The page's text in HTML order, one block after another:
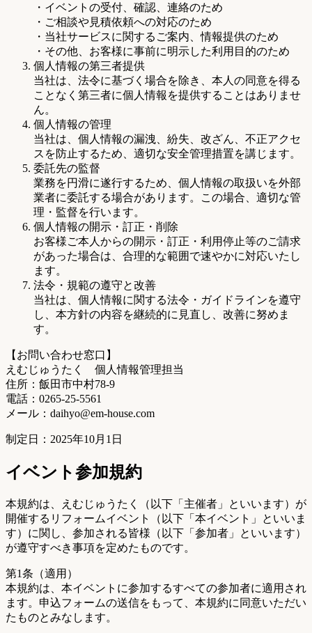
・イベントの受付、確認、連絡のため
・ご相談や見積依頼への対応のため
・当社サービスに関するご案内、情報提供のため
・その他、お客様に事前に明示した利用目的のため
個人情報の第三者提供
当社は、法令に基づく場合を除き、本人の同意を得る
ことなく第三者に個人情報を提供することはありませ
ん。
個人情報の管理
当社は、個人情報の漏洩、紛失、改ざん、不正アクセ
スを防止するため、適切な安全管理措置を講じます。
委託先の監督
業務を円滑に遂行するため、個人情報の取扱いを外部
業者に委託する場合があります。この場合、適切な管
理・監督を行います。
個人情報の開示・訂正・削除
お客様ご本人からの開示・訂正・利用停止等のご請求
があった場合は、合理的な範囲で速やかに対応いたし
ます。
法令・規範の遵守と改善
当社は、個人情報に関する法令・ガイドラインを遵守
し、本方針の内容を継続的に見直し、改善に努めま
す。
【お問い合わせ窓口】
えむじゅうたく 個人情報管理担当
住所：飯田市中村78-9
電話：0265-25-5561
メール：daihyo@em-house.com
制定日：2025年10月1日
イベント参加規約
本規約は、えむじゅうたく（以下「主催者」といいます）が
開催するリフォームイベント（以下「本イベント」といいま
す）に関し、参加される皆様（以下「参加者」といいます）
が遵守すべき事項を定めたものです。
第1条（適用）
本規約は、本イベントに参加するすべての参加者に適用され
ます。申込フォームの送信をもって、本規約に同意いただい
たものとみなします。